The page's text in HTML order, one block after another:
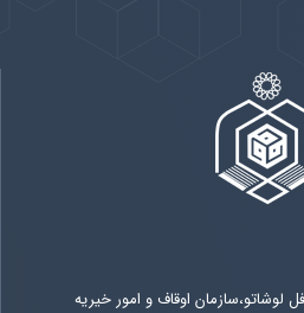
لوشاتو،سازمان اوقاف و امور خیریه